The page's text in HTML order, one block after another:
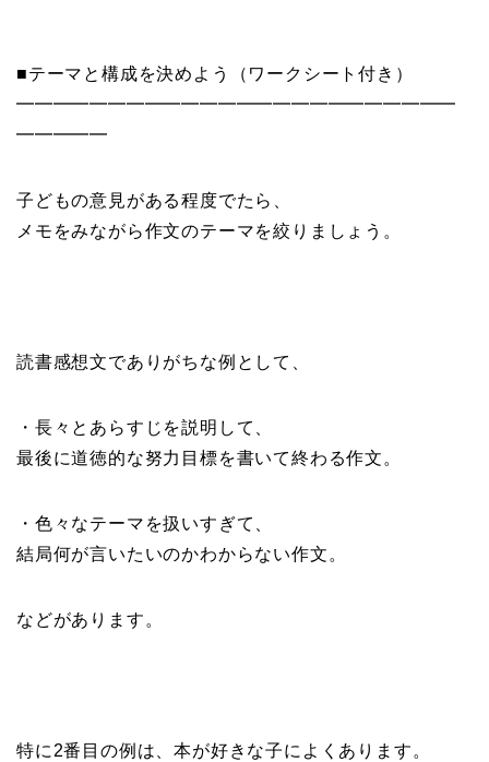
■テーマと構成を決めよう（ワークシート付き）
━━━━━━━━━━━━━━━━━━━━━━━━
━━━━━
子どもの意見がある程度でたら、
メモをみながら作文のテーマを絞りましょう。
読書感想文でありがちな例として、
・長々とあらすじを説明して、
最後に道徳的な努力目標を書いて終わる作文。
・色々なテーマを扱いすぎて、
結局何が言いたいのかわからない作文。
などがあります。
特に2番目の例は、本が好きな子によくあります。